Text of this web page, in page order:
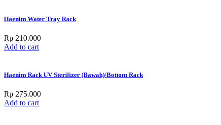
Haenim Water Tray Rack
Rp 210.000
Add to cart
Haenim Rack UV Sterilizer (Bawah)/Bottom Rack
Rp 275.000
Add to cart